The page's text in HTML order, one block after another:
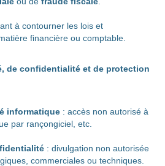
à contourner les lois et
financière ou comptable.
de confidentialité et de protection
informatique : accès non autorisé à
par rançongiciel, etc.
: divulgation non autorisée
commerciales ou techniques.